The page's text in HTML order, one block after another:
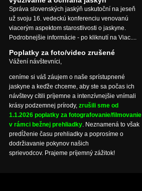
Správa slovenských jaskýň uskutoční na jeseň
už svoju 16. vedeckú konferenciu venovanú
viacerým aspektom starostlivosti o jaskyne.
Podrobnejšie informácie - po kliknutí na Viac....
Poplatky za foto/video zrušené
Vážení návštevníci,
ceníme si váš záujem o naše sprístupnené
jaskyne a keďže chceme, aby ste sa počas ich
návštevy cítili príjemne a intenzívnejšie vnímali
krásy podzemnej prírody, zrušili sme od
1.1.2026 poplatky za fotografovanie/filmovanie
v rámci bežnej prehliadky. Neznamená to však
predĺženie času prehliadky a poprosíme o
dodržiavanie pokynov našich
sprievodcov. Prajeme príjemný zážitok!